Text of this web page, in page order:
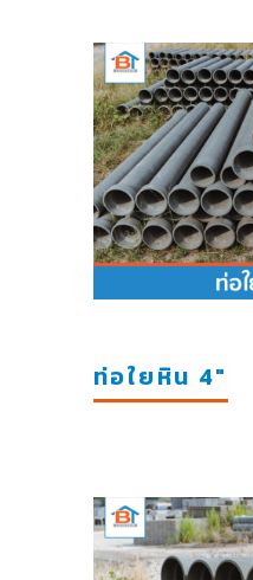
ท่อใยหิน 4"